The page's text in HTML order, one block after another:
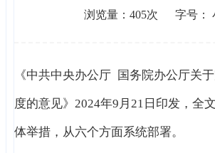
浏览量：405次 字号：
《中共中央办公厅 国务院办公厅关
度的意见》2024年9月21日印发，全
体举措，从六个方面系统部署。